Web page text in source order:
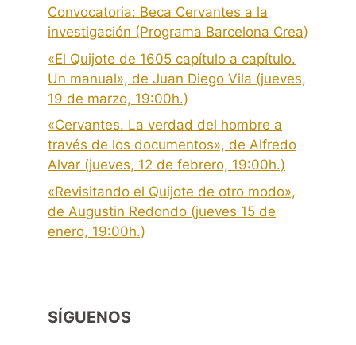
Convocatoria: Beca Cervantes a la
investigación (Programa Barcelona Crea)
«El Quijote de 1605 capítulo a capítulo.
Un manual», de Juan Diego Vila (jueves,
19 de marzo, 19:00h.)
«Cervantes. La verdad del hombre a
través de los documentos», de Alfredo
Alvar (jueves, 12 de febrero, 19:00h.)
«Revisitando el Quijote de otro modo»,
de Augustin Redondo (jueves 15 de
enero, 19:00h.)
SÍGUENOS